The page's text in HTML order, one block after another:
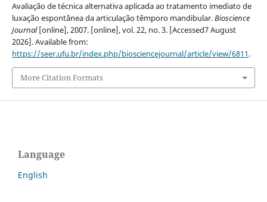
Avaliação de técnica alternativa aplicada ao tratamento imediato de
luxação espontânea da articulação têmporo mandibular.Bioscience
Journal[online], 2007. [online], vol. 22, no. 3. [Accessed7 August
2026]. Available from:
https://seer.ufu.br/index.php/biosciencejournal/article/view/6811.
More Citation Formats
Language
English